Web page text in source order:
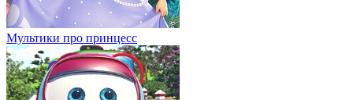
Мультики про принцесс